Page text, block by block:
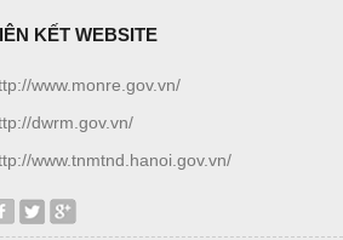
KẾT WEBSITE
www.monre.gov.vn/
dwrm.gov.vn/
www.tnmtnd.hanoi.gov.vn/